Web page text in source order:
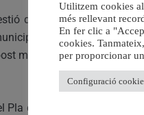
del PP, preocupat per
va arribar a
municipal) i ha sigut el
Pla d’Ajust, cal destacar la
Utilitzem cookies
més rellevant
En fer clic a
cookies.
per proporcionar
Configuració